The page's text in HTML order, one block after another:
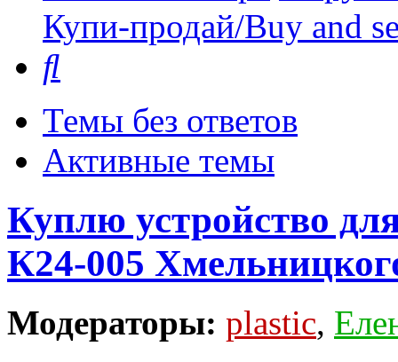
Купи-продай/Buy and
Темы без ответов
Активные темы
Куплю устройство
К24-005
Модераторы: plastic,